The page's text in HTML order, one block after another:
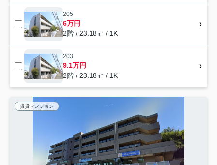
205
6万円
2階 / 23.18㎡ / 1K
203
9.1万円
2階 / 23.18㎡ / 1K
賃貸マンション